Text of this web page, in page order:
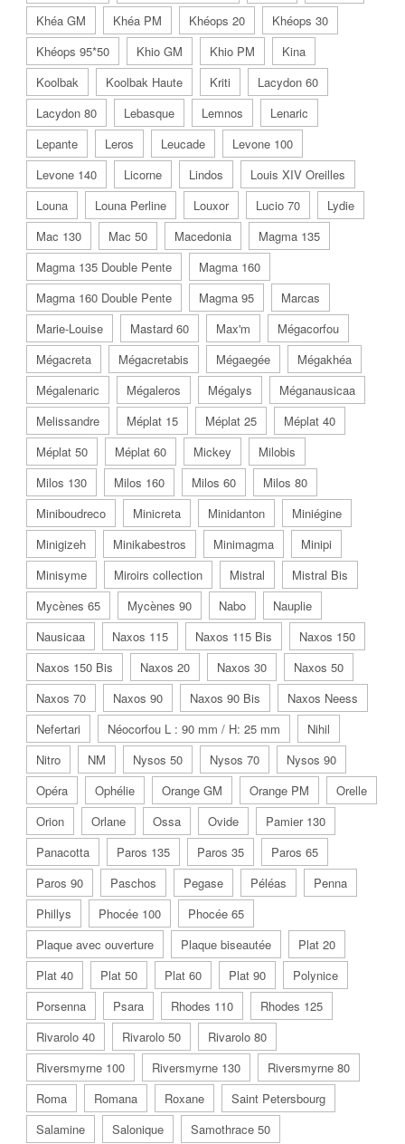
Khéa GM
Khéa PM Khéops 20
Khéops 30
Khéops 95*50
Khio GM Khio PM
Kina
Koolbak
Koolbak Haute Kriti
Lacydon 60
Lacydon 80
Lebasque Lemnos
Lenaric
Lepante
Leros Leucade
Levone 100
Levone 140
Licorne Lindos
Louis XIV Oreilles
Louna
Louna Perline Louxor Lucio 70
Lydie
Mac 130
Mac 50 Macedonia
Magma 135
Magma 135 Double Pente
Magma 160
Magma 160 Double Pente
Magma 95
Marcas
Marie-Louise
Mastard 60 Max'm
Mégacorfou
Mégacreta
Mégacretabis Mégaegée
Mégakhéa
Mégalenaric
Mégaleros Mégalys
Méganausicaa
Melissandre
Méplat 15 Méplat 25
Méplat 40
Méplat 50
Méplat 60 Mickey
Milobis
Milos 130
Milos 160 Milos 60
Milos 80
Miniboudreco
Minicreta Minidanton
Miniégine
Minigizeh
Minikabestros Minimagma
Minipi
Minisyme
Miroirs collection Mistral
Mistral Bis
Mycènes 65
Mycènes 90 Nabo
Nauplie
Nausicaa
Naxos 115 Naxos 115 Bis
Naxos 150
Naxos 150 Bis
Naxos 20 Naxos 30
Naxos 50
Naxos 70
Naxos 90 Naxos 90 Bis
Naxos Neess
Nefertari
Néocorfou L : 90 mm / H: 25 mm
Nihil
Nitro
NM Nysos 50 Nysos 70
Nysos 90
Opéra
Ophélie Orange GM Orange PM
Orelle
Orion
Orlane Ossa Ovide
Pamier 130
Panacotta
Paros 135 Paros 35
Paros 65
Paros 90
Paschos Pegase Péléas
Penna
Phillys
Phocée 100
Phocée 65
Plaque avec ouverture
Plaque biseautée
Plat 20
Plat 40
Plat 50 Plat 60 Plat 90
Polynice
Porsenna
Psara Rhodes 110
Rhodes 125
Rivarolo 40
Rivarolo 50
Rivarolo 80
Riversmyrne 100
Riversmyrne 130
Riversmyrne 80
Roma
Romana Roxane
Saint Petersbourg
Salamine
Salonique
Samothrace 50